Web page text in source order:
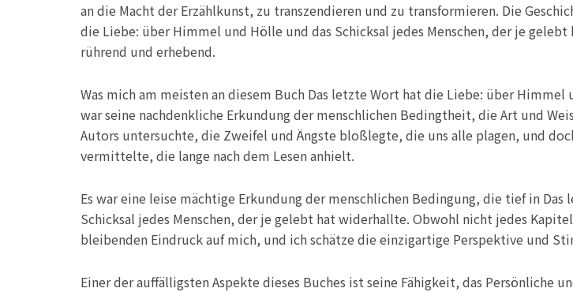
an die Macht der Erzählkunst, zu transzendieren und zu transformieren. Die
die Liebe: über Himmel und Hölle und das Schicksal jedes Menschen, der je
rührend und erhebend.
Was mich am meisten an diesem Buch Das letzte Wort hat die Liebe: über
war seine nachdenkliche Erkundung der menschlichen Bedingtheit, die Art und
Autors untersuchte, die Zweifel und Ängste bloßlegte, die uns alle plagen, und
vermittelte, die lange nach dem Lesen anhielt.
Es war eine leise mächtige Erkundung der menschlichen Bedingung, die tief in
Schicksal jedes Menschen, der je gelebt hat widerhallte. Obwohl nicht jedes
bleibenden Eindruck auf mich, und ich schätze die einzigartige Perspektive und
Einer der auffälligsten Aspekte dieses Buches ist seine Fähigkeit, das Persönliche